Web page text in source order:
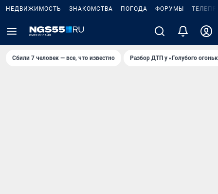
НЕДВИЖИМОСТЬ ЗНАКОМСТВА ПОГОДА ФОРУМЫ
Сбили 7 человек — все, что известно Разбор ДТП у «Голубого